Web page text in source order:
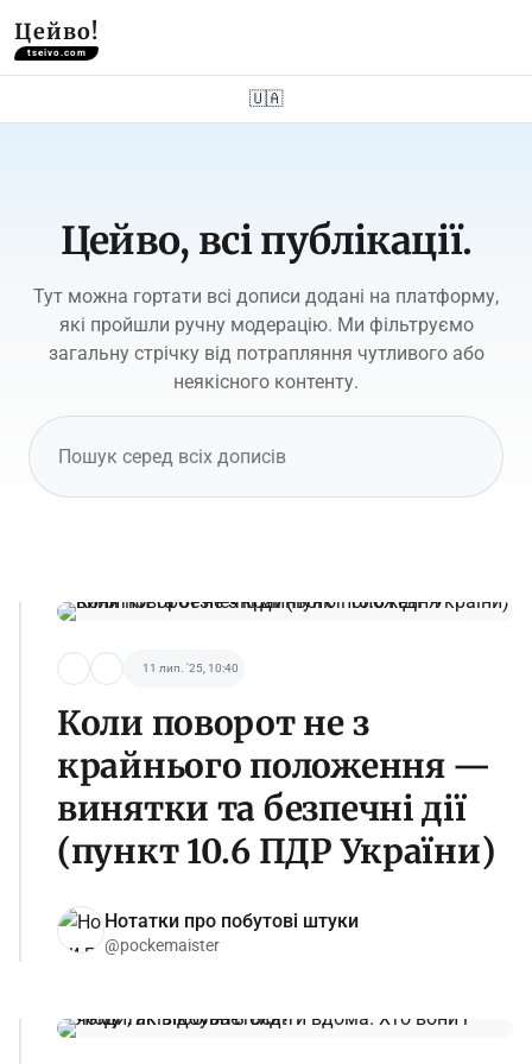
Цейво!
tseivo.com
🇺🇦
Цейво, всі публікації.
Тут можна гортати всі дописи додані на платформу,
які пройшли ручну модерацію. Ми фільтруємо
загальну стрічку від потрапляння чутливого або
неякісного контенту.
11 лип. '25, 10:40
Коли поворот не з
крайнього положення —
винятки та безпечні дії
(пункт 10.6 ПДР України)
Нотатки про побутові штуки
@pockemaister